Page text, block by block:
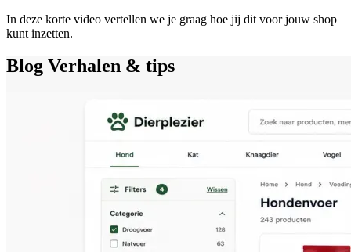
In deze korte video vertellen we je graag hoe jij dit voor jouw shop
kunt inzetten.
Blog Verhalen & tips